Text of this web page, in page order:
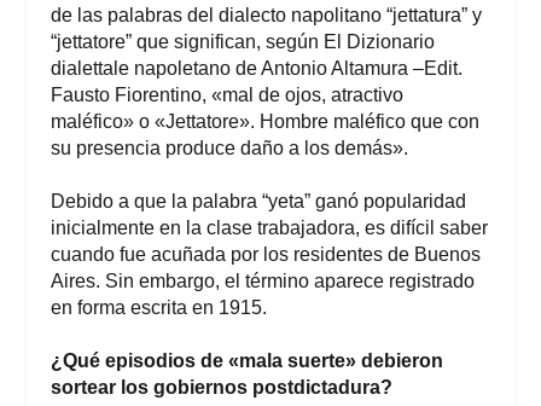
de las palabras del dialecto napolitano “jettatura” y
“jettatore” que significan, según El Dizionario
dialettale napoletano de Antonio Altamura –Edit.
Fausto Fiorentino, «mal de ojos, atractivo
maléfico» o «Jettatore». Hombre maléfico que con
su presencia produce daño a los demás».
Debido a que la palabra “yeta” ganó popularidad
inicialmente en la clase trabajadora, es difícil saber
cuando fue acuñada por los residentes de Buenos
Aires. Sin embargo, el término aparece registrado
en forma escrita en 1915.
¿Qué episodios de «mala suerte» debieron
sortear los gobiernos postdictadura?